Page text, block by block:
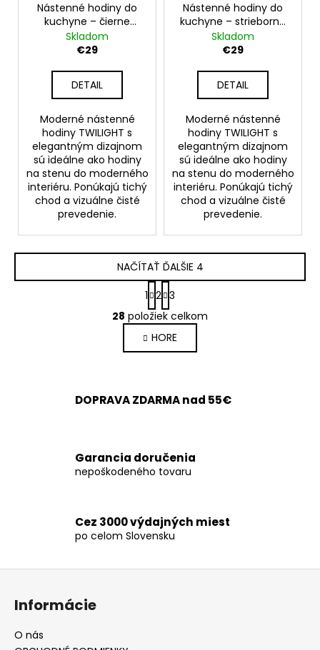
Nástenné hodiny do
kuchyne – čierne
nástenné hodiny na
stenu – model
Skladom
€29
DETAIL
Moderné nástenné
hodiny TWILIGHT s
elegantným dizajnom
sú ideálne ako hodiny
na stenu do moderného
interiéru. Ponúkajú tichý
chod a vizuálne čisté
prevedenie.
Nástenné hodiny do
kuchyne – strieborné
nástenné hodiny na
stenu – model
Skladom
€29
DETAIL
Moderné nástenné
hodiny TWILIGHT s
elegantným dizajnom
sú ideálne ako hodiny
na stenu do moderného
interiéru. Ponúkajú tichý
chod a vizuálne čisté
prevedenie.
O
v
l
á
c
p
r
y
v
ý
NAČÍTAŤ ĎALŠIE 4
S
t
r
á
n
k
a
n
1 2 3
28 položiek celkom
HORE
DOPRAVA ZDARMA nad 55€
Garancia doručenia
nepoškodeného tovaru
Cez 3000 výdajných miest
po celom Slovensku
Informácie
O nás